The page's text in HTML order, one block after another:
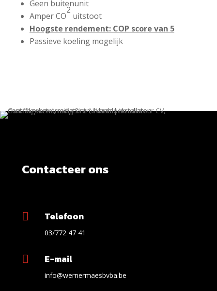
Geen buitenunit
Amper CO
2
uitstoot
Hoogste rendement: COP score van 5
Passieve koeling mogelijk
Contacteer ons
 Telefoon
03/772 47 41
 E-mail
info@wernermaesbvba.be